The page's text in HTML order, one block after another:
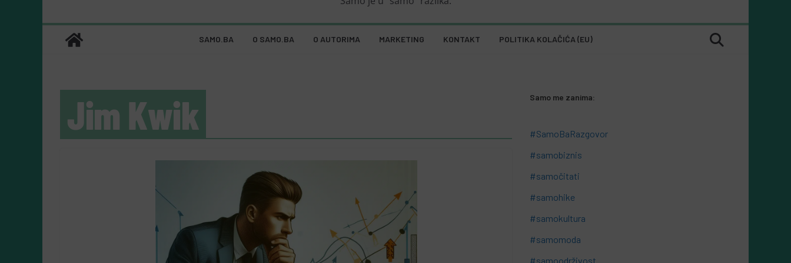
SAMO.BA O SAMO.BA O AUTORIMA MARKETING KONTAKT POLITIKA KOLAČIĆA (EU)
Jim Kwik Samo me zanima:
#SamoBaRazgovor
#samobiznis
#samočitati
#samohike
#samokultura
#samomoda
#samoodrživost